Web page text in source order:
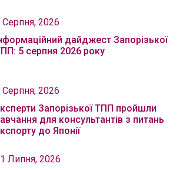
Серпня, 2026
дайджест Запорізької
5 серпня 2026 року
Серпня, 2026
Запорізької ТПП пройшли
для консультантів з питань
до Японії
Липня, 2026